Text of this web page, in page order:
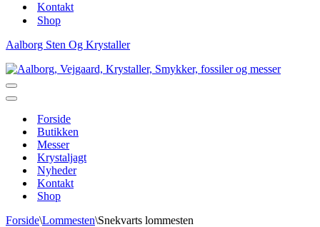
Kontakt
Shop
Aalborg Sten Og Krystaller
Navigation
menu
Navigation
Forside
Butikken
Messer
Krystaljagt
Nyheder
Kontakt
Shop
Forside\Lommesten\Snekvarts lommesten